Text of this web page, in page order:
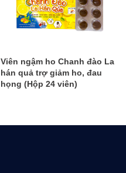
Viên ngậm ho Chanh đào La
hán quả trợ giảm ho, đau
họng (Hộp 24 viên)